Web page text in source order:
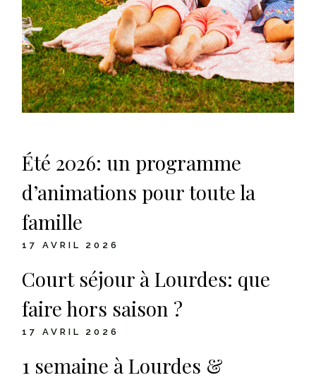
Été 2026: un programme
d’animations pour toute la
famille
17 AVRIL 2026
Court séjour à Lourdes: que
faire hors saison ?
17 AVRIL 2026
1 semaine à Lourdes &